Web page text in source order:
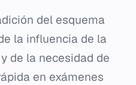
del esquema
la influencia de la
de la necesidad de
en exámenes